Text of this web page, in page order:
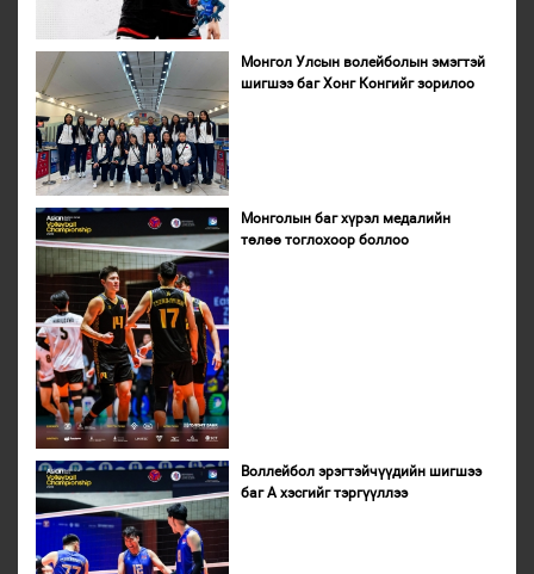
Монгол Улсын волейболын эмэгтэй
шигшээ баг Хонг Конгийг зорилоо
Монголын баг хүрэл медалийн
төлөө тоглохоор боллоо
Воллейбол эрэгтэйчүүдийн шигшээ
баг А хэсгийг тэргүүллээ